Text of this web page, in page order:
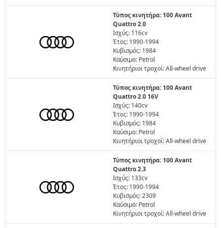
Τύπος κινητήρα: 100 Avant
Quattro 2.0
Ισχύς: 116cv
Έτος: 1990-1994
Κυβισμός: 1984
Καύσιμο: Petrol
Κινητήριοι τροχοί: All-wheel drive
Τύπος κινητήρα: 100 Avant
Quattro 2.0 16V
Ισχύς: 140cv
Έτος: 1990-1994
Κυβισμός: 1984
Καύσιμο: Petrol
Κινητήριοι τροχοί: All-wheel drive
Τύπος κινητήρα: 100 Avant
Quattro 2.3
Ισχύς: 133cv
Έτος: 1990-1994
Κυβισμός: 2309
Καύσιμο: Petrol
Κινητήριοι τροχοί: All-wheel drive